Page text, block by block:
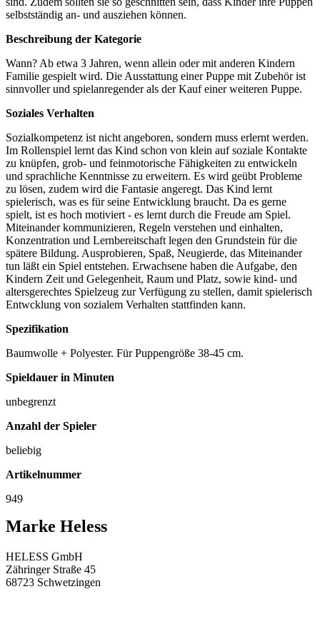
selbstständig an- und ausziehen können.
Beschreibung der Kategorie
Wann? Ab etwa 3 Jahren, wenn allein oder mit anderen Kindern
Familie gespielt wird. Die Ausstattung einer Puppe mit Zubehör ist
sinnvoller und spielanregender als der Kauf einer weiteren Puppe.
Soziales Verhalten
Sozialkompetenz ist nicht angeboren, sondern muss erlernt werden.
Im Rollenspiel lernt das Kind schon von klein auf soziale Kontakte
zu knüpfen, grob- und feinmotorische Fähigkeiten zu entwickeln
und sprachliche Kenntnisse zu erweitern. Es wird geübt Probleme
zu lösen, zudem wird die Fantasie angeregt. Das Kind lernt
spielerisch, was es für seine Entwicklung braucht. Da es gerne
spielt, ist es hoch motiviert - es lernt durch die Freude am Spiel.
Miteinander kommunizieren, Regeln verstehen und einhalten,
Konzentration und Lernbereitschaft legen den Grundstein für die
spätere Bildung. Ausprobieren, Spaß, Neugierde, das Miteinander
tun läßt ein Spiel entstehen. Erwachsene haben die Aufgabe, den
Kindern Zeit und Gelegenheit, Raum und Platz, sowie kind- und
altersgerechtes Spielzeug zur Verfügung zu stellen, damit spielerisch
Entwcklung von sozialem Verhalten stattfinden kann.
Spezifikation
Baumwolle + Polyester. Für Puppengröße 38-45 cm.
Spieldauer in Minuten
unbegrenzt
Anzahl der Spieler
beliebig
Artikelnummer
949
Marke Heless
HELESS GmbH
Zähringer Straße 45
68723 Schwetzingen